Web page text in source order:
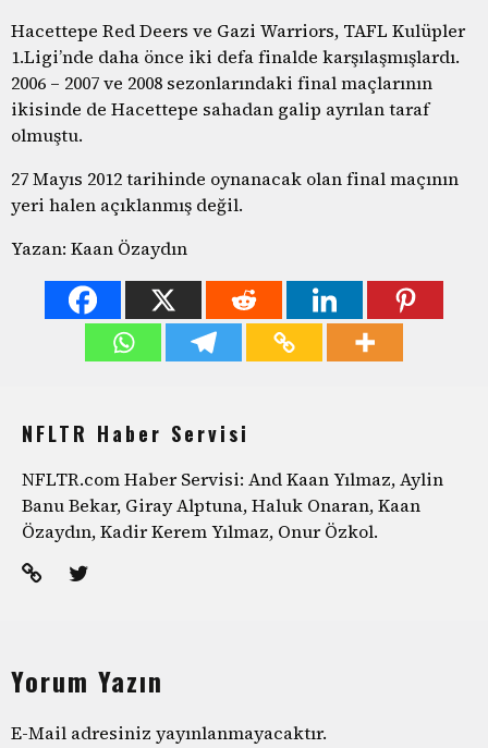
Hacettepe Red Deers ve Gazi Warriors, TAFL Kulüpler
1.Ligi’nde daha önce iki defa finalde karşılaşmışlardı.
2006 – 2007 ve 2008 sezonlarındaki final maçlarının
ikisinde de Hacettepe sahadan galip ayrılan taraf
olmuştu.
27 Mayıs 2012 tarihinde oynanacak olan final maçının
yeri halen açıklanmış değil.
Yazan: Kaan Özaydın
NFLTR Haber Servisi
NFLTR.com Haber Servisi: And Kaan Yılmaz, Aylin
Banu Bekar, Giray Alptuna, Haluk Onaran, Kaan
Özaydın, Kadir Kerem Yılmaz, Onur Özkol.
Yorum Yazın
E-Mail adresiniz yayınlanmayacaktır.